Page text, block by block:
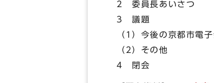
2 委員長あいさつ
3 議題
（1）今後の京都市電
（2）その他
4 閉会